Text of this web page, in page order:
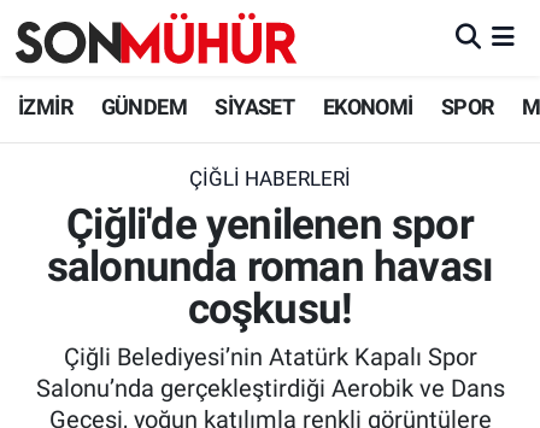
İZMİR GÜNDEM SİYASET EKONOMİ SPOR
ÇIĞLI HABERLERI
Çiğli'de yenilenen spor
salonunda roman havası
coşkusu!
Çiğli Belediyesi’nin Atatürk Kapalı Spor
Salonu’nda gerçekleştirdiği Aerobik ve Dans
Gecesi, yoğun katılımla renkli görüntülere
İzmir Nöbetçi Eczaneler
İzmir Namaz Vakitleri
İzmir Trafik Yoğunluk Haritası
Süper Lig Puan Durumu ve Fikstür
Tüm Manşetler